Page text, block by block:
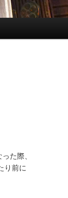
た際、
り前に